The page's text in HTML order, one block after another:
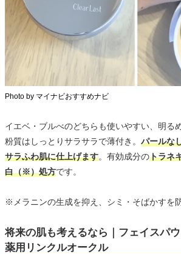
Photo by マイナビおすすめナビ
イエベ・ブルべのどちらも使いやすい、明る
粉質はしっとりサラサラで薄付き。 パールな
サラふわ肌に仕上げます。有効成分のトラネ
白（※）処方です。
※メラニンの生成を抑え、シミ・そばかすを
将来の肌も考えるなら｜フェイスパ
薬用リンクルオークル